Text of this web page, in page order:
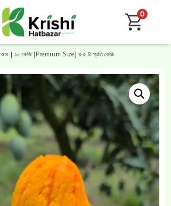
0
আম | ১০ কেজি [Premium Size] ৪-৫ টা প্রতি কেজি